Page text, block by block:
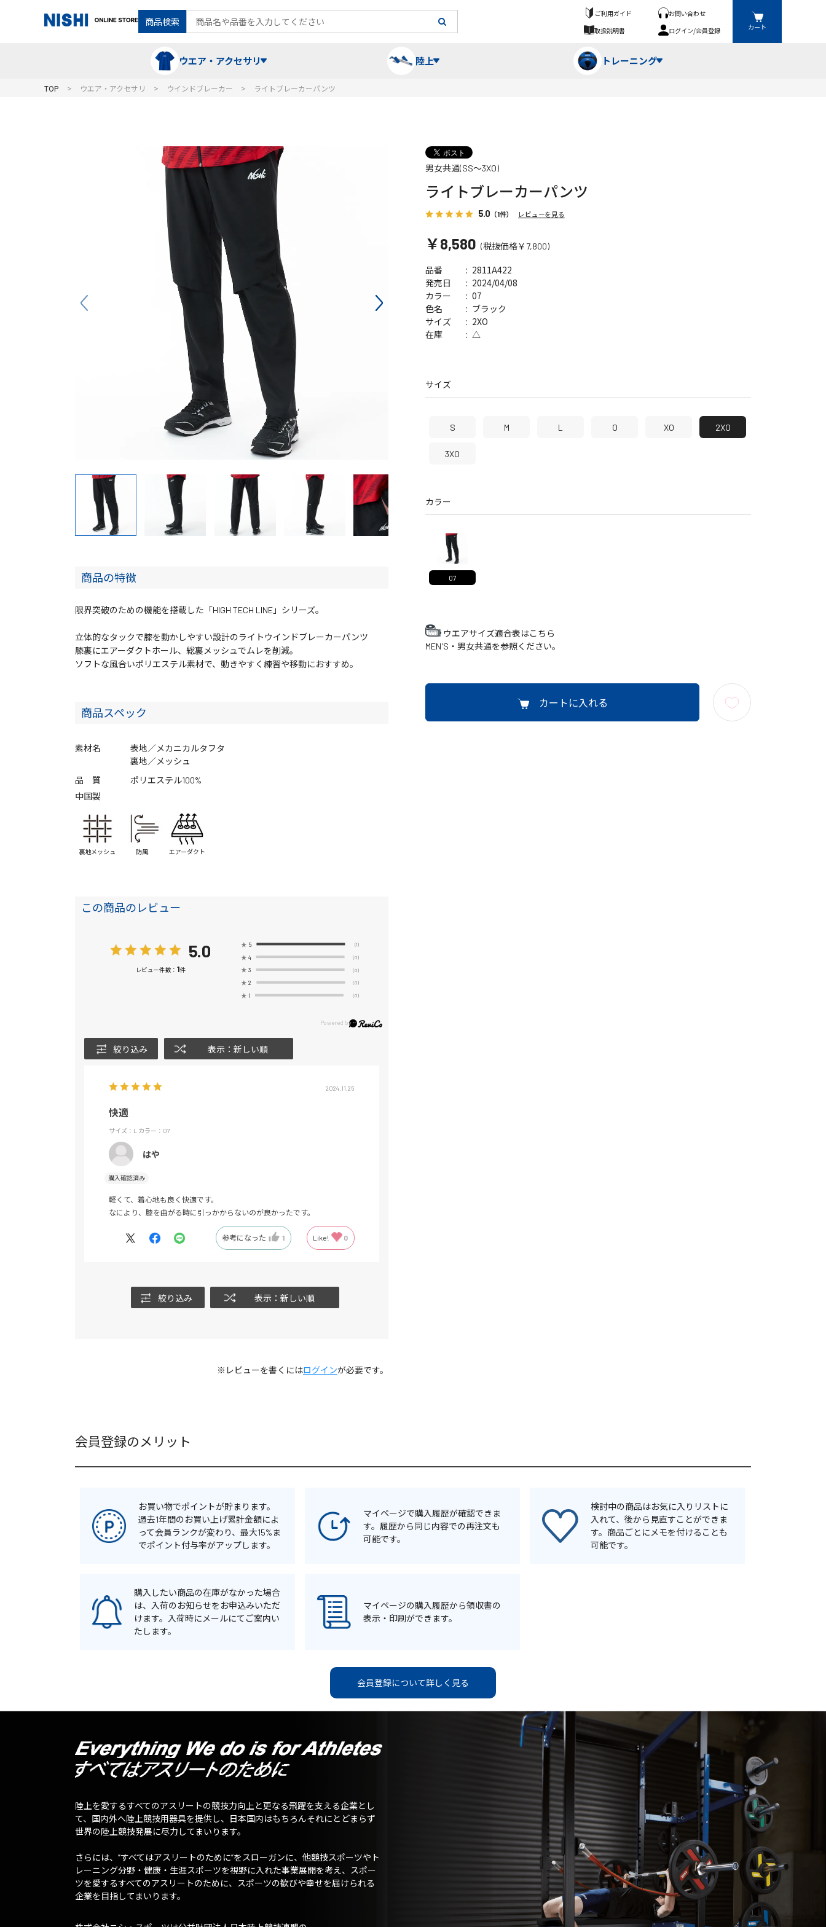
商品検索
ご利用ガイド
お問い合わせ
取扱説明書
ログイン/会員登録 カート
ウエア・アクセサリ
ランニングシャツ・パンツ レーシングシャツ・タイツ
スウェット ベスト
コート 手袋
キーホルダー
アクセサリ
陸上
グラウンド用品 消耗品・スペアパーツ
トレーニング
バランス
フォーム・動きづくり ミニハードル・ハードル
メディシンボール
TOP ウエア・アクセサリ ウインドブレーカー ライトブレーカーパンツ
商品の特徴
限界突破のための機能を搭載した「HIGH TECH LINE」シリーズ。
立体的なタックで膝を動かしやすい設計のライトウインドブレーカーパンツ
膝裏にエアーダクトホール、総裏メッシュでムレを削減。
ソフトな風合いポリエステル素材で、動きやすく練習や移動におすすめ。
商品スペック
素材名
表地／メカニカルタフタ
裏地／メッシュ
品 質
ポリエステル100%
中国製
裏地メッシュ 防風 エアーダクト
この商品のレビュー
5.0
レビュー件数： 1件
★ 5 (1)
★ 4 (0)
★ 3 (0)
★ 2 (0)
★ 1 (0)
絞り込み 表示：新しい順
2024.11.25
快適
サイズ：L カラー：07
はや
購入確認済み
軽くて、着心地も良く快適です。
なにより、膝を曲がる時に引っかからないのが良かったです。
参考になった 1 Like! 0
絞り込み 表示：新しい順
※レビューを書くにはログインが必要です。
男女共通(SS～3XO)
ライトブレーカーパンツ
5.0 （1件） レビューを見る
￥8,580 (税抜価格￥7,800)
品番 2811A422
発売日 2024/04/08
サイズ 2XO
カラー 07
在庫 △
色名 ブラック
サイズ
S M L O XO 2XO
3XO
カラー
07
ウエアサイズ適合表はこちら
MEN'S・男女共通を参照ください。
カートに入れる
会員登録のメリット
お買い物でポイントが貯まります。
過去1年間のお買い上げ累計金額によ
って会員ランクが変わり、最大15%ま
でポイント付与率がアップします。
マイページで購入履歴が確認できま
す。履歴から同じ内容での再注文も
可能です。
検討中の商品はお気に入りリストに
入れて、後から見直すことができま
す。商品ごとにメモを付けることも
可能です。
購入したい商品の在庫がなかった場合
は、入荷のお知らせをお申込みいただ
けます。入荷時にメールにてご案内い
たします。
マイページの購入履歴から領収書の
表示・印刷ができます。
会員登録について詳しく見る
陸上を愛するすべてのアスリートの競技力向上と更なる飛躍を支える企業とし
て、国内外へ陸上競技用器具を提供し、日本国内はもちろんそれにとどまらず
世界の陸上競技発展に尽力してまいります。
さらには、”すべてはアスリートのために”をスローガンに、他競技スポーツやト
レーニング分野・健康・生涯スポーツを視野に入れた事業展開を考え、スポー
ツを愛するすべてのアスリートのために、スポーツの歓びや幸せを届けられる
企業を目指してまいります。